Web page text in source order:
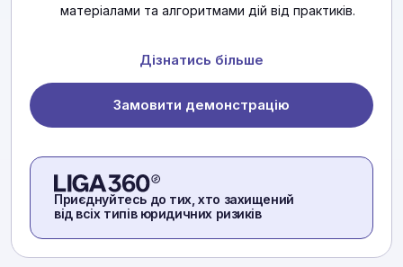
матеріалами та алгоритмами дій від практиків.
Дізнатись більше
Замовити демонстрацію
Приєднуйтесь до тих, хто захищений
від всіх типів юридичних ризиків